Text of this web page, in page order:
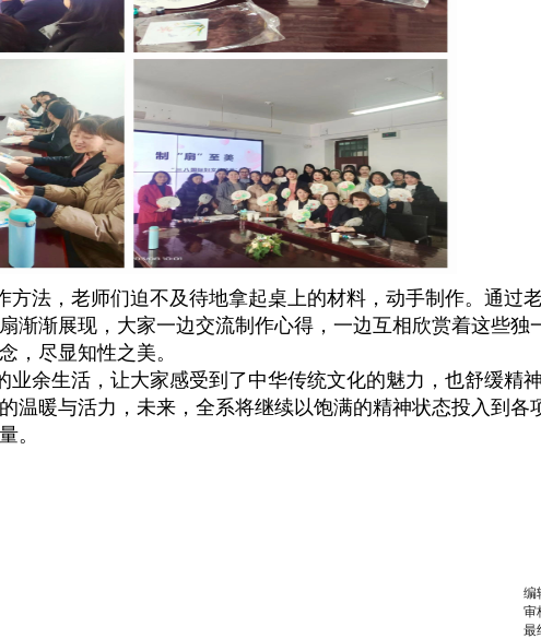
法，老师们迫不及待地拿起桌上的材料，动手制作。通过
渐渐展现，大家一边交流制作心得，一边互相欣赏着这些独
，尽显知性之美。
余生活，让大家感受到了中华传统文化的魅力，也舒缓精
温暖与活力，未来，全系将继续以饱满的精神状态投入到各
。
编
审
最